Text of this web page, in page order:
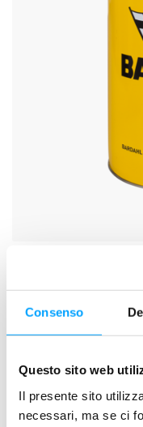
Consenso
Questo sito web
Il presente sito
necessari, ma se ci
Sono lubrificanti
alla speciale